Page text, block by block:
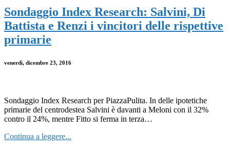
Sondaggio Index Research: Salvini, Di
Battista e Renzi i vincitori delle rispettive
primarie
venerdì, dicembre 23, 2016
Sondaggio Index Research per PiazzaPulita. In delle ipotetiche
primarie del centrodestea Salvini è davanti a Meloni con il 32%
contro il 24%, mentre Fitto si ferma in terza…
Continua a leggere...